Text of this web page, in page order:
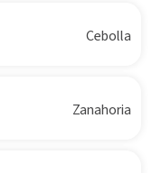
Cebolla
Zanahoria